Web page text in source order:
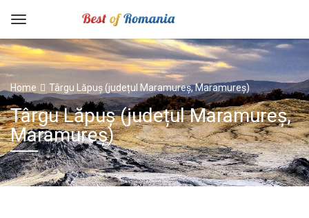
Home Târgu Lăpuș (județul Maramureș, Maramureș)
Târgu Lăpuș (județul Maramureș,
Maramureș)